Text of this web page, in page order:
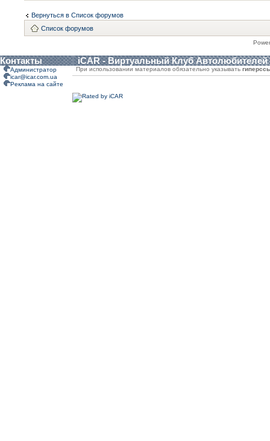
Вернуться в Список форумов
Список форумов
Контакты iCAR - Виртуальный Клуб Автолюбителей
Администратор
icar@icar.com.ua
Реклама на сайте
При использовании материалов обязательно указывать